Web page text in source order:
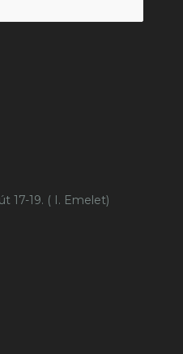
17-19. ( I. Emelet)